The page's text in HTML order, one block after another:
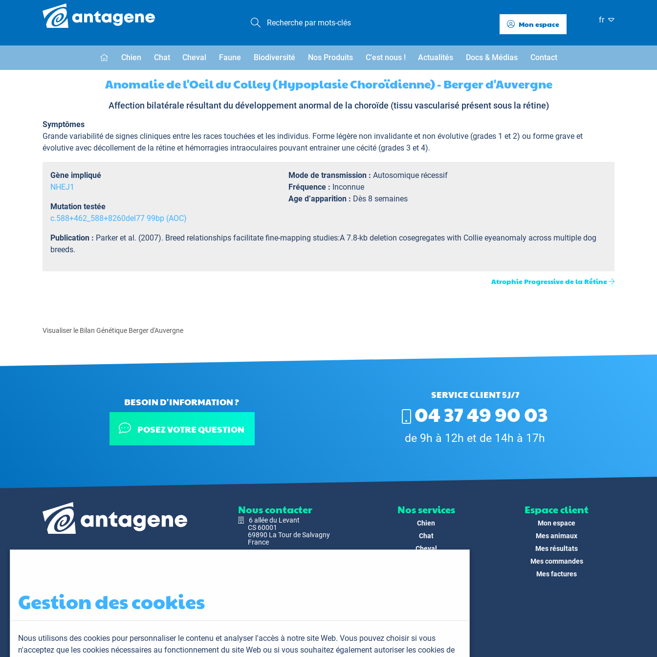
Mon espace fr
Chien Chat Cheval Faune Biodiversité Nos Produits C'est nous ! Actualités Docs & Médias Contact
Anomalie de l'Oeil du Colley (Hypoplasie Choroïdienne) - Berger d'Auvergne
Affection bilatérale résultant du développement anormal de la choroïde (tissu vascularisé présent sous la rétine)
Symptômes
Grande variabilité de signes cliniques entre les races touchées et les individus. Forme légère non invalidante et non évolutive (grades 1 et 2) ou forme grave et
évolutive avec décollement de la rétine et hémorragies intraoculaires pouvant entrainer une cécité (grades 3 et 4).
Gène impliqué
NHEJ1
Mutation testée
c.588+462_588+8260del77 99bp (AOC)
Mode de transmission : Autosomique récessif
Fréquence : Inconnue
Age d’apparition : Dès 8 semaines
Publication : Parker et al. (2007). Breed relationships facilitate fine-mapping studies:A 7.8-kb deletion cosegregates with Collie eyeanomaly across multiple dog
breeds.
Atrophie Progressive de la Rétine
Visualiser le Bilan Génétique Berger d'Auvergne
BESOIN D'INFORMATION ?
POSEZ VOTRE QUESTION
SERVICE CLIENT 5J/7
04 37 49 90 03
de 9h à 12h et de 14h à 17h
Nous contacter
6 allée du Levant
CS 60001
69890 La Tour de Salvagny
France
Nos services
Chien
Chat
Cheval
FAQ
Contact
Espace client
Mon espace
Mes animaux
Mes résultats
Mes commandes
Mes factures
Gestion des cookies
Nous utilisons des cookies pour personnaliser le contenu et analyser l'accès à notre site Web. Vous pouvez choisir si vous
n'acceptez que les cookies nécessaires au fonctionnement du site Web ou si vous souhaitez également autoriser les cookies de